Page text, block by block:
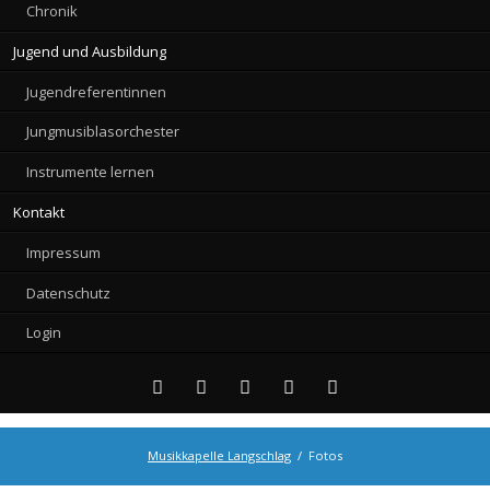
Chronik
Jugend und Ausbildung
Jugendreferentinnen
Jungmusiblasorchester
Instrumente lernen
Kontakt
Impressum
Datenschutz
Login
TwitterLinkedInGoogle+Facebook
RSS-
Feed
Musikkapelle Langschlag Fotos